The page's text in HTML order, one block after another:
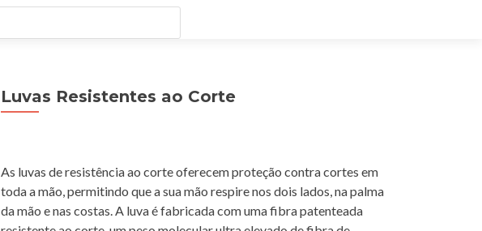
Luvas Resistentes ao Corte
As luvas de resistência ao corte oferecem proteção contra cortes em
toda a mão, permitindo que a sua mão respire nos dois lados, na palma
da mão e nas costas. A luva é fabricada com uma fibra patenteada